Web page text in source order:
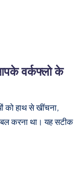
वर्कफ्लो के
को हाथ से खींचना,
करना था। यह सटीक